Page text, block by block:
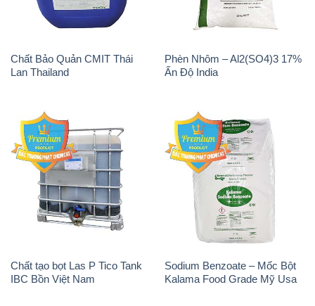
Chất Bảo Quản CMIT Thái
Lan Thailand
Phèn Nhôm – Al2(SO4)3 17%
Ấn Độ India
Chất tạo bọt Las P Tico Tank
IBC Bồn Việt Nam
Sodium Benzoate – Mốc Bột
Kalama Food Grade Mỹ Usa